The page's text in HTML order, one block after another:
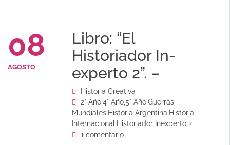
08
AGOSTO
Libro: “El
Historiador In-
experto 2”. –
Historia Creativa
2° Año,4° Año,5° Año,Guerras
Mundiales,Historia Argentina,Historia
Internacional,Historiador Inexperto 2
1 comentario